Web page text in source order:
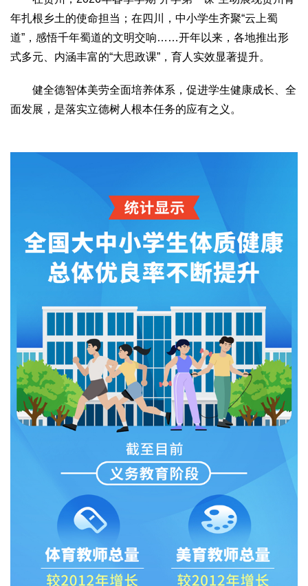
年扎根乡土的使命担当；在四川，中小学生齐聚“云上蜀
道”，感悟千年蜀道的文明交响……开年以来，各地推出形
式多元、内涵丰富的“大思政课”，育人实效显著提升。
健全德智体美劳全面培养体系，促进学生健康成长、全
面发展，是落实立德树人根本任务的应有之义。